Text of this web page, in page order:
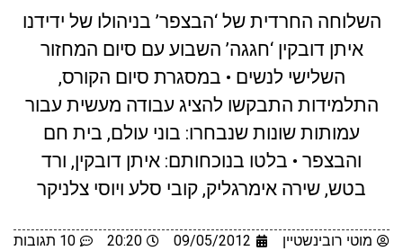
השלוחה החרדית של ‘הבצפר’ בניהולו של ידידנו
איתן דובקין ‘חגגה’ השבוע עם סיום המחזור
השלישי לנשים • במסגרת סיום הקורס,
התלמידות התבקשו להציג עבודה מעשית עבור
עמותות שונות שנבחרו: בוני עולם, בית חם
והבצפר • בלטו בנוכחותם: איתן דובקין, ורד
בטש, שירה אימרגליק, קובי סלע ויוסי צלניקר
מוטי רובינשטיין 09/05/2012
20:20 10 תגובות